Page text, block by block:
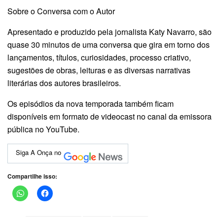
Sobre o Conversa com o Autor
Apresentado e produzido pela jornalista Katy Navarro, são
quase 30 minutos de uma conversa que gira em torno dos
lançamentos, títulos, curiosidades, processo criativo,
sugestões de obras, leituras e as diversas narrativas
literárias dos autores brasileiros.
Os episódios da nova temporada também ficam
disponíveis em formato de videocast no canal da emissora
pública no YouTube.
Siga A Onça no
Compartilhe isso: